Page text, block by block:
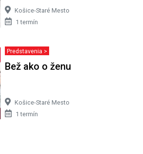
Košice-Staré Mesto
1 termín
Predstavenia >
Bež ako o ženu
Košice-Staré Mesto
1 termín